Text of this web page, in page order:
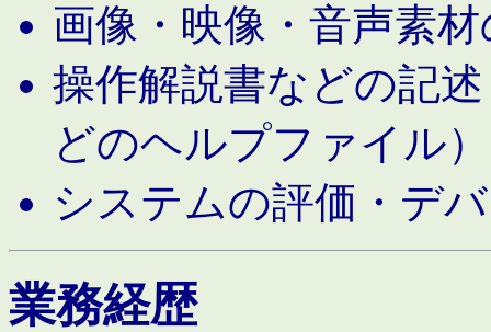
画像・映像・音声素
操作解説書などの記
どのヘルプファイル）
システムの評価・デ
業務経歴